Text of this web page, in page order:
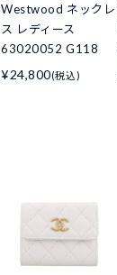
Westwood ネックレ
ス レディース
63020052 G118
¥24,800(税込)